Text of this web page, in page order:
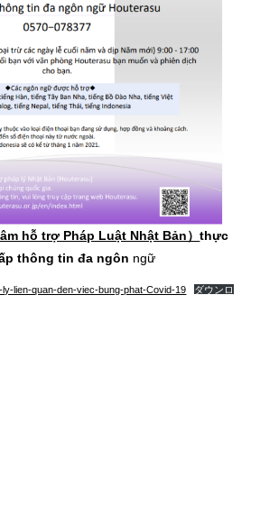
hỗ trợ Pháp Luật Nhật Bản）thực
thông tin đa ngôn ngữ
lien-quan-den-viec-bung-phat-Covid-19
ダウンロ